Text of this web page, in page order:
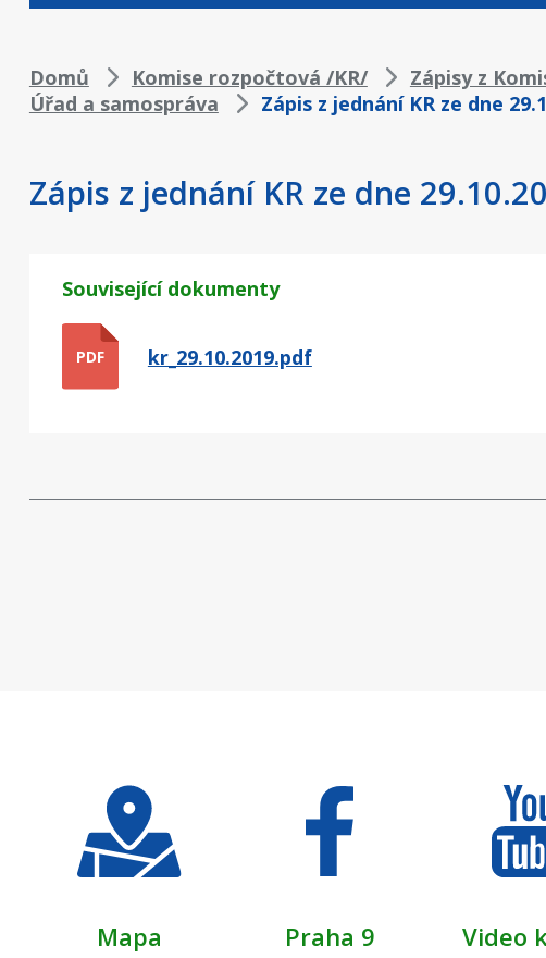
Drobečková
navigace
Domů Komise rozpočtová /KR/ Zápisy z
Úřad a samospráva
Zápis z jednání KR ze dne
Zápis z jednání KR ze dne
Související dokumenty
PDF kr_29.10.2019.pdf
Mapa
Praha 9
Video